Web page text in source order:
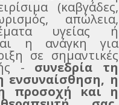
(καβγάδες,
απώλεια,
υγείας ή
η ανάγκη για
σε σημαντικές
- συνεδρία τη
ενσυναίσθηση, η
προσοχή και η